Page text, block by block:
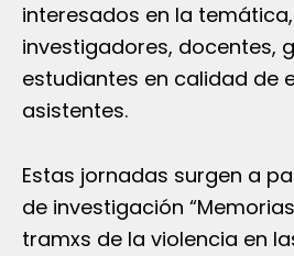
interesados en la
investigadores, docentes,
estudiantes en calidad de
asistentes.
Estas jornadas surgen a
de investigación
tramxs de la violencia en